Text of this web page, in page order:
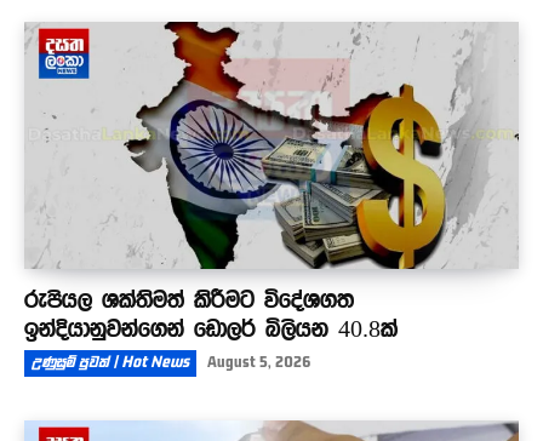
රුපියල ශක්තිමත් කිරීමට විදේශගත
ඉන්දියානුවන්ගෙන් ඩොලර් බිලියන 40.8ක්
උණුසුම් පුවත් | Hot News August 5, 2026